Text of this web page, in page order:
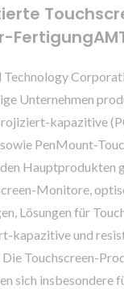
Unternehmen
kapazitive
PenMount-
Hauptprodukten
Monitore,
Lösungen für
kapazitive und
Die Touchscreen-
sich insbesondere